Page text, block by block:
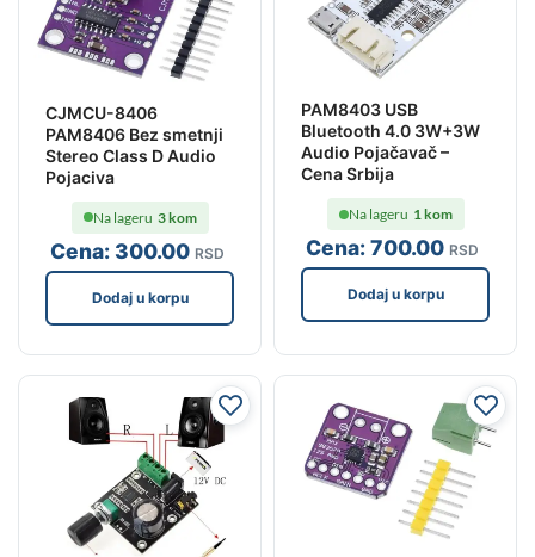
CJMCU-8406
PAM8406 Bez smetnji
Stereo Class D Audio
Pojaciva
Cena:300.00 RSD
Na lageru 3 kom
Dodaj u korpu
PAM8403 USB
Bluetooth 4.0 3W+3W
Audio Pojačavač –
Cena Srbija
Cena:700.00 RSD
Na lageru 1 kom
Dodaj u korpu